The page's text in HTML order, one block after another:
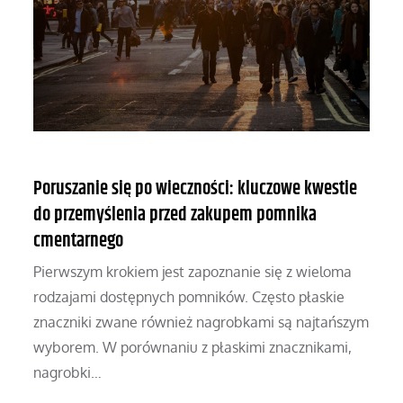
Poruszanie się po wieczności: kluczowe kwestie
do przemyślenia przed zakupem pomnika
cmentarnego
Pierwszym krokiem jest zapoznanie się z wieloma
rodzajami dostępnych pomników. Często płaskie
znaczniki zwane również nagrobkami są najtańszym
wyborem. W porównaniu z płaskimi znacznikami,
nagrobki…